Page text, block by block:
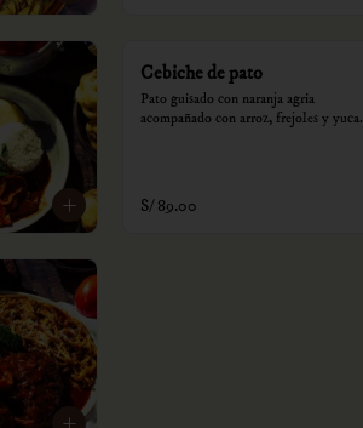
Cebiche de pato
Pato guisado con naranja agria
acompañado con arroz, frejoles y yuca.
S/ 89.00